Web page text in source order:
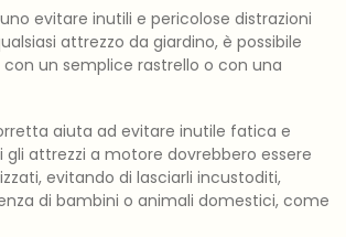
evitare inutili e pericolose distrazioni
attrezzo da giardino, è possibile
un semplice rastrello o con una
aiuta ad evitare inutile fatica e
gli attrezzi a motore dovrebbero essere
evitando di lasciarli incustoditi,
di bambini o animali domestici, come